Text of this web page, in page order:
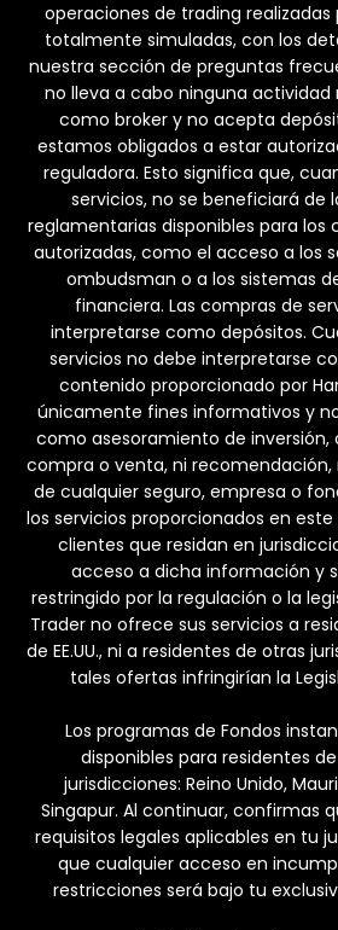
operaciones de trading realizadas
totalmente simuladas, con los
nuestra sección de preguntas
no lleva a cabo ninguna actividad
como broker y no acepta
estamos obligados a estar
reguladora. Esto significa que,
servicios, no se beneficiará de
reglamentarias disponibles para los
autorizadas, como el acceso a los
ombudsman o a los sistemas
financiera. Las compras de
interpretarse como depósitos.
servicios no debe interpretarse
contenido proporcionado por
únicamente fines informativos y
como asesoramiento de
compra o venta, ni recomendación,
de cualquier seguro, empresa o
los servicios proporcionados en
clientes que residan en
acceso a dicha información y
restringido por la regulación o la
Trader no ofrece sus servicios a
de EE.UU., ni a residentes de otras
tales ofertas infringirían la
Los programas de Fondos
disponibles para residentes
jurisdicciones: Reino Unido,
Singapur. Al continuar, confirmas
requisitos legales aplicables en tu
que cualquier acceso en
restricciones será bajo tu